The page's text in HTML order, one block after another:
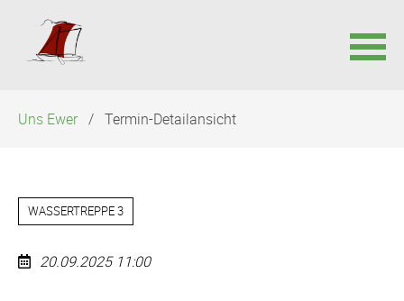
überspringen
Uns Ewer Termin-Detailansicht
WASSERTREPPE 3
20.09.2025 11:00